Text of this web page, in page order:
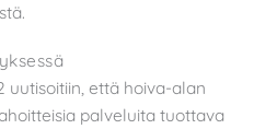
uutisoitiin, että hoiva-alan
palveluita tuottava